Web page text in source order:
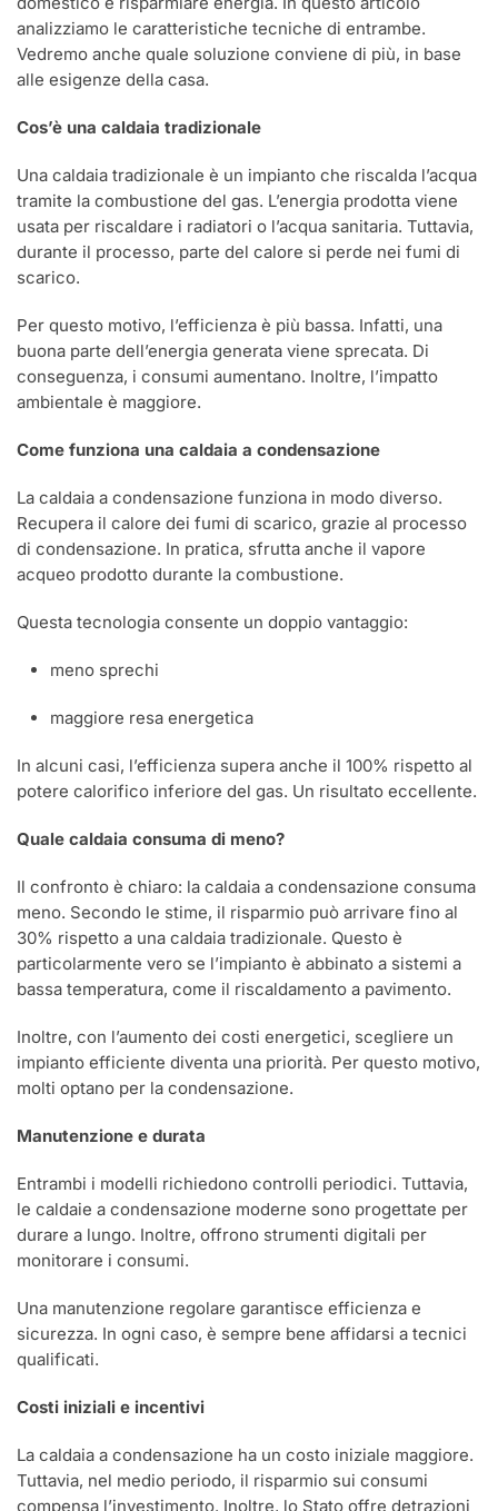
analizziamo le caratteristiche tecniche di entrambe.
Vedremo anche quale soluzione conviene di più, in base
alle esigenze della casa.
Cos’è una caldaia tradizionale
Una caldaia tradizionale è un impianto che riscalda l’acqua
tramite la combustione del gas. L’energia prodotta viene
usata per riscaldare i radiatori o l’acqua sanitaria. Tuttavia,
durante il processo, parte del calore si perde nei fumi di
scarico.
Per questo motivo, l’efficienza è più bassa. Infatti, una
buona parte dell’energia generata viene sprecata. Di
conseguenza, i consumi aumentano. Inoltre, l’impatto
ambientale è maggiore.
Come funziona una caldaia a condensazione
La caldaia a condensazione funziona in modo diverso.
Recupera il calore dei fumi di scarico, grazie al processo
di condensazione. In pratica, sfrutta anche il vapore
acqueo prodotto durante la combustione.
Questa tecnologia consente un doppio vantaggio:
meno sprechi
maggiore resa energetica
In alcuni casi, l’efficienza supera anche il 100% rispetto al
potere calorifico inferiore del gas. Un risultato eccellente.
Quale caldaia consuma di meno?
Il confronto è chiaro: la caldaia a condensazione consuma
meno. Secondo le stime, il risparmio può arrivare fino al
30% rispetto a una caldaia tradizionale. Questo è
particolarmente vero se l’impianto è abbinato a sistemi a
bassa temperatura, come il riscaldamento a pavimento.
Inoltre, con l’aumento dei costi energetici, scegliere un
impianto efficiente diventa una priorità. Per questo motivo,
molti optano per la condensazione.
Manutenzione e durata
Entrambi i modelli richiedono controlli periodici. Tuttavia,
le caldaie a condensazione moderne sono progettate per
durare a lungo. Inoltre, offrono strumenti digitali per
monitorare i consumi.
Una manutenzione regolare garantisce efficienza e
sicurezza. In ogni caso, è sempre bene affidarsi a tecnici
qualificati.
Costi iniziali e incentivi
La caldaia a condensazione ha un costo iniziale maggiore.
Tuttavia, nel medio periodo, il risparmio sui consumi
compensa l’investimento. Inoltre, lo Stato offre detrazioni